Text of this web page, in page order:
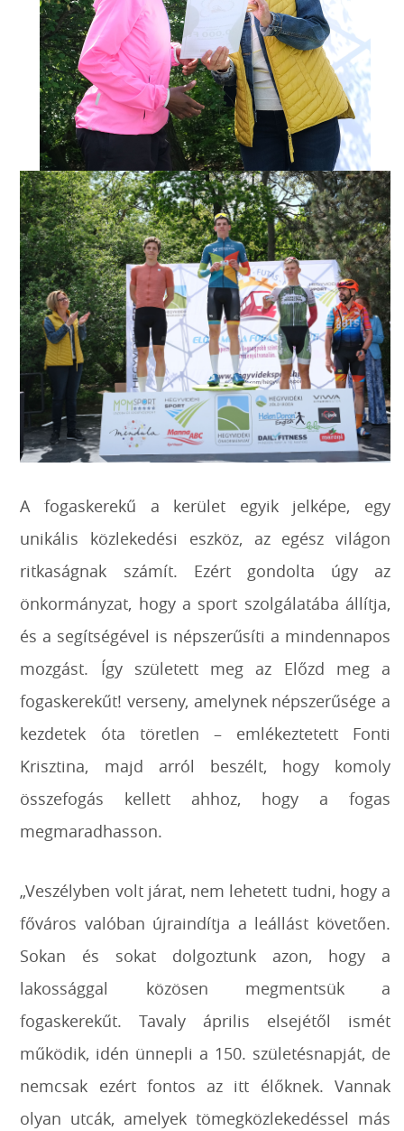
A fogaskerekű a kerület egyik jelképe, egy
unikális közlekedési eszköz, az egész világon
ritkaságnak számít. Ezért gondolta úgy az
önkormányzat, hogy a sport szolgálatába állítja,
és a segítségével is népszerűsíti a mindennapos
mozgást. Így született meg az Előzd meg a
fogaskerekűt! verseny, amelynek népszerűsége a
kezdetek óta töretlen – emlékeztetett Fonti
Krisztina, majd arról beszélt, hogy komoly
összefogás kellett ahhoz, hogy a fogas
megmaradhasson.
„Veszélyben volt járat, nem lehetett tudni, hogy a
főváros valóban újraindítja a leállást követően.
Sokan és sokat dolgoztunk azon, hogy a
lakossággal közösen megmentsük a
fogaskerekűt. Tavaly április elsejétől ismét
működik, idén ünnepli a 150. születésnapját, de
nemcsak ezért fontos az itt élőknek. Vannak
olyan utcák, amelyek tömegközlekedéssel más